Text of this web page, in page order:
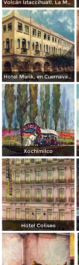
Volcán Iztaccíhuatl, La Mujer Dormida
Hotel Marik, en Cuernavaca
Xochimilco
Hotel Coliseo